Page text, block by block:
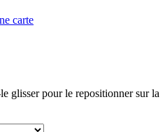
carte
glisser pour le repositionner sur la